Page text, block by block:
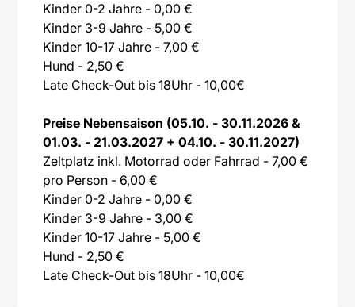
Kinder 0-2 Jahre - 0,00 €
Kinder 3-9 Jahre - 5,00 €
Kinder 10-17 Jahre - 7,00 €
Hund - 2,50 €
Late Check-Out bis 18Uhr - 10,00€
Preise Nebensaison (05.10. - 30.11.2026 &
01.03. - 21.03.2027 + 04.10. - 30.11.2027)
Zeltplatz inkl. Motorrad oder Fahrrad - 7,00 €
pro Person - 6,00 €
Kinder 0-2 Jahre - 0,00 €
Kinder 3-9 Jahre - 3,00 €
Kinder 10-17 Jahre - 5,00 €
Hund - 2,50 €
Late Check-Out bis 18Uhr - 10,00€